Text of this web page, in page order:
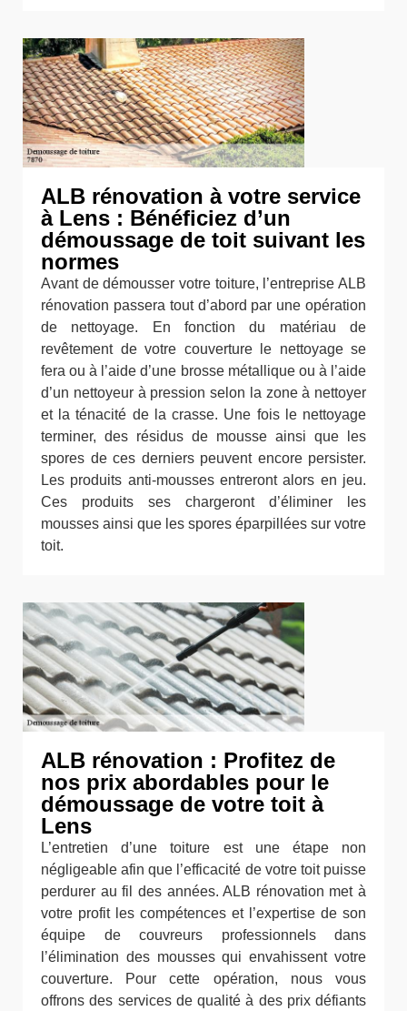
ALB rénovation à votre service
à Lens : Bénéficiez d’un
démoussage de toit suivant les
normes
Avant de démousser votre toiture, l’entreprise ALB
rénovation passera tout d’abord par une opération
de nettoyage. En fonction du matériau de
revêtement de votre couverture le nettoyage se
fera ou à l’aide d’une brosse métallique ou à l’aide
d’un nettoyeur à pression selon la zone à nettoyer
et la ténacité de la crasse. Une fois le nettoyage
terminer, des résidus de mousse ainsi que les
spores de ces derniers peuvent encore persister.
Les produits anti-mousses entreront alors en jeu.
Ces produits ses chargeront d’éliminer les
mousses ainsi que les spores éparpillées sur votre
toit.
ALB rénovation : Profitez de
nos prix abordables pour le
démoussage de votre toit à
Lens
L’entretien d’une toiture est une étape non
négligeable afin que l’efficacité de votre toit puisse
perdurer au fil des années. ALB rénovation met à
votre profit les compétences et l’expertise de son
équipe de couvreurs professionnels dans
l’élimination des mousses qui envahissent votre
couverture. Pour cette opération, nous vous
offrons des services de qualité à des prix défiants